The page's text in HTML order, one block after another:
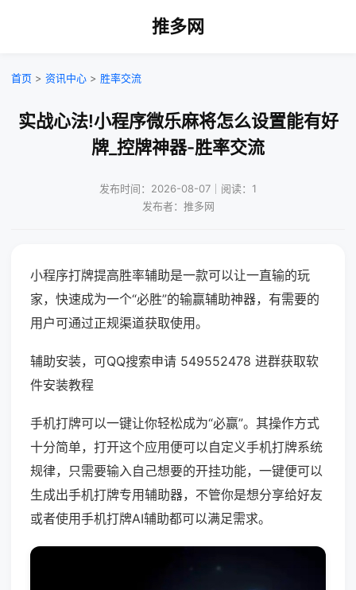
推多网
首页 > 资讯中心 > 胜率交流
实战心法!小程序微乐麻将怎么设置能有好
牌_控牌神器-胜率交流
发布时间：2026-08-07｜阅读：1
发布者：推多网
小程序打牌提高胜率辅助是一款可以让一直输的玩
家，快速成为一个“必胜”的输赢辅助神器，有需要的
用户可通过正规渠道获取使用。
辅助安装，可QQ搜索申请 549552478 进群获取软
件安装教程
手机打牌可以一键让你轻松成为“必赢”。其操作方式
十分简单，打开这个应用便可以自定义手机打牌系统
规律，只需要输入自己想要的开挂功能，一键便可以
生成出手机打牌专用辅助器，不管你是想分享给好友
或者使用手机打牌AI辅助都可以满足需求。